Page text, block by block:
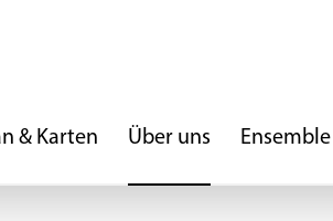
& Karten Über uns Ensemble